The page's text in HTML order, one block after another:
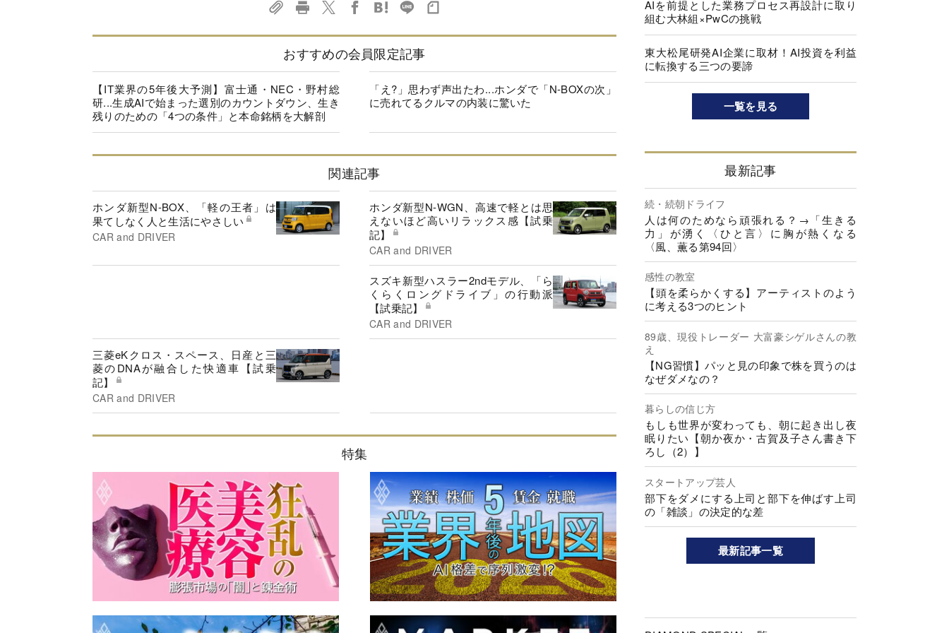
おすすめの会員限定記事
【IT業界の5年後大予測】富士通・NEC・野村総
研...生成AIで始まった選別のカウントダウン、生き
残りのための「4つの条件」と本命銘柄を大解剖
「え?」思わず声出たわ...ホンダで「N-BOXの次」
に売れてるクルマの内装に驚いた
関連記事
ホンダ新型N-BOX、「軽の王者」は
果てしなく人と生活にやさしい
CAR and DRIVER
ホンダ新型N-WGN、高速で軽とは思
えないほど高いリラックス感【試乗
記】
CAR and DRIVER
スズキ新型ハスラー2ndモデル、「ら
くらくロングドライブ」の行動派
【試乗記】
CAR and DRIVER
三菱eKクロス・スペース、日産と三
菱のDNAが融合した快適車【試乗
記】
CAR and DRIVER
特集
AIを前提とした業務プロセス再設計に取り
組む大林組×PwCの挑戦
東大松尾研発AI企業に取材！AI投資を利益
に転換する三つの要諦
一覧を見る
最新記事
続・続朝ドライフ
人は何のためなら頑張れる？→「生きる
力」が湧く〈ひと言〉に胸が熱くなる
〈風、薫る第94回〉
感性の教室
【頭を柔らかくする】アーティストのよう
に考える3つのヒント
89歳、現役トレーダー 大富豪シゲルさんの教
え
【NG習慣】パッと見の印象で株を買うのは
なぜダメなの？
暮らしの信じ方
もしも世界が変わっても、朝に起き出し夜
眠りたい【朝か夜か・古賀及子さん書き下
ろし（2）】
スタートアップ芸人
部下をダメにする上司と部下を伸ばす上司
の「雑談」の決定的な差
最新記事一覧